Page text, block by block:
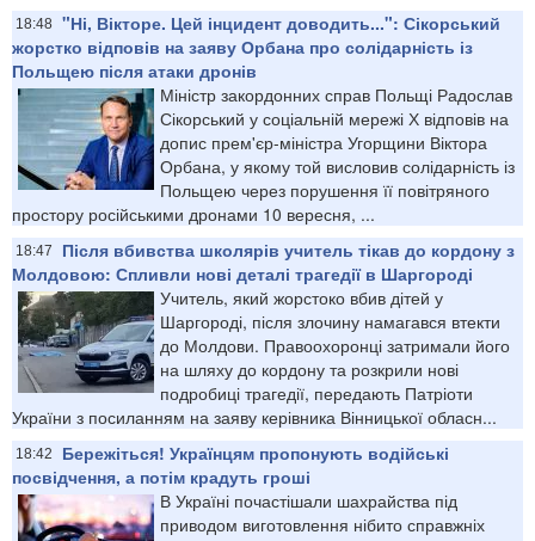
18:48 "Ні, Вікторе. Цей інцидент доводить...": Сікорський
жорстко відповів на заяву Орбана про солідарність із
Польщею після атаки дронів
Міністр закордонних справ Польщі Радослав
Сікорський у соціальній мережі Х відповів на
допис прем'єр-міністра Угорщини Віктора
Орбана, у якому той висловив солідарність із
Польщею через порушення її повітряного
простору російськими дронами 10 вересня, ...
18:47
Після вбивства школярів учитель тікав до кордону з
Молдовою: Спливли нові деталі трагедії в Шаргороді
Учитель, який жорстоко вбив дітей у
Шаргороді, після злочину намагався втекти
до Молдови. Правоохоронці затримали його
на шляху до кордону та розкрили нові
подробиці трагедії, передають Патріоти
України з посиланням на заяву керівника Вінницької обласн...
18:42
Бережіться! Українцям пропонують водійські
посвідчення, а потім крадуть гроші
В Україні почастішали шахрайства під
приводом виготовлення нібито справжніх